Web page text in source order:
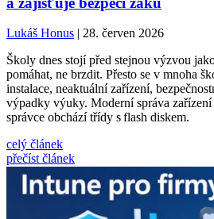
Lukáš Honus | 28. červen 2026
Školy dnes stojí před stejnou výzvou
pomáhat, ne brzdit. Přesto se v mnoha
instalace, neaktuální zařízení,
výpadky výuky. Moderní správa
správce obchází třídy s flash diskem.
celý článek
přečíst článek